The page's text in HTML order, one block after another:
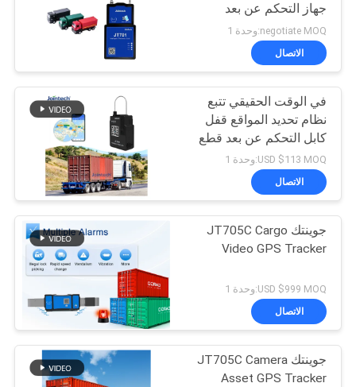
جهاز التحكم عن بعد
negotiate MOQ:وحدة 1
الاتصال
في الوقت الحقيقي تتبع
نظام تحديد المواقع قفل
كابل التحكم عن بعد قطع
إنذار قفل ذكي
USD $113 MOQ:وحدة 1
الاتصال
جوينتك JT705C Cargo
Video GPS Tracker
USD $999 MOQ:وحدة 1
الاتصال
جوينتك JT705C Camera
Asset GPS Tracker